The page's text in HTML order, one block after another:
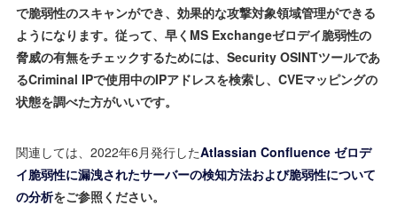
で脆弱性のスキャンができ、効果的な攻撃対象領域管理ができる
ようになります。従って、早くMS Exchangeゼロデイ脆弱性の
脅威の有無をチェックするためには、Security OSINTツールであ
るCriminal IPで使用中のIPアドレスを検索し、CVEマッピングの
状態を調べた方がいいです。
関連しては、2022年6月発行したAtlassian Confluence ゼロデ
イ脆弱性に漏洩されたサーバーの検知方法および脆弱性について
の分析をご参照ください。